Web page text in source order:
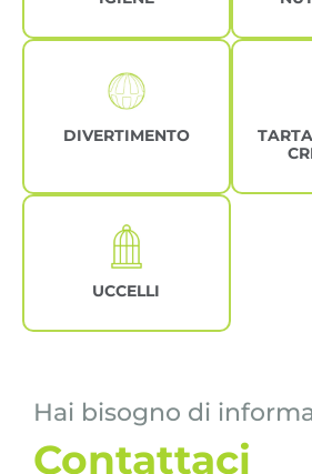
DIVERTIMENTO
UCCELLI
Hai bisogno di
Contattaci